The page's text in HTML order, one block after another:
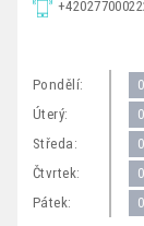
Pondělí:
Úterý:
Středa:
Čtvrtek:
Pátek: